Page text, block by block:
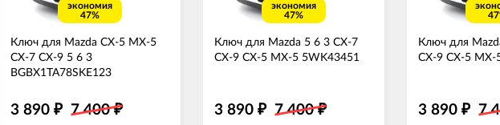
экономия
47%
Ключ для Mazda CX-5 MX-5
CX-7 CX-9 5 6 3
BGBX1TA78SKE123
3 890 ₽ 7 400₽
экономия
47%
Ключ для Mazda 5 6 3 CX-7
CX-9 CX-5 MX-5 5WK43451
3 890 ₽ 7 400₽
Ключ для
CX-9 CX-5 MX-
3 890 ₽ 7